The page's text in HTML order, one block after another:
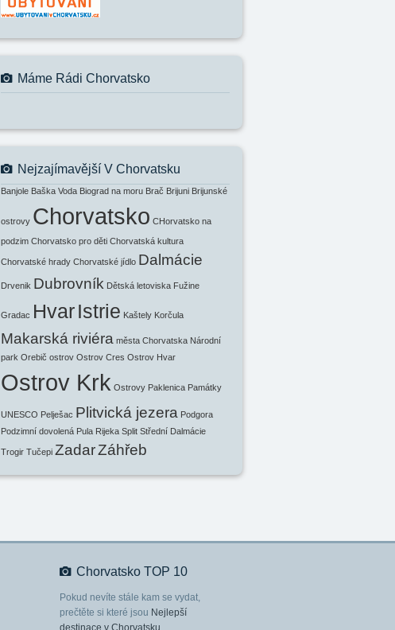
Máme Rádi Chorvatsko
Nejzajímavější V Chorvatsku
Banjole Baška Voda Biograd na moru Brač Brijuni Brijunské
ostrovy Chorvatsko CHorvatsko na
podzim Chorvatsko pro děti Chorvatská kultura
Chorvatské hrady Chorvatské jídlo Dalmácie
Drvenik Dubrovník Dětská letoviska Fužine
Gradac HvarIstrie Kaštely Korčula
Makarská riviéra města Chorvatska Národní
park Orebič ostrov Ostrov Cres Ostrov Hvar
Ostrov Krk Ostrovy Paklenica Památky
UNESCO Pelješac Plitvická jezera Podgora
Podzimní dovolená Pula Rijeka Split Střední Dalmácie
Trogir Tučepi ZadarZáhřeb
Chorvatsko TOP 10
Pokud nevíte stále kam se vydat,
prečtěte si které jsou Nejlepší
destinace v Chorvatsku